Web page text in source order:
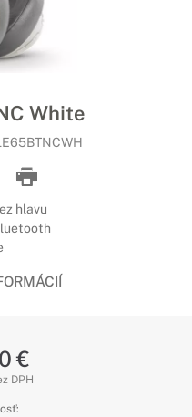
White
hlavu
€
DPH